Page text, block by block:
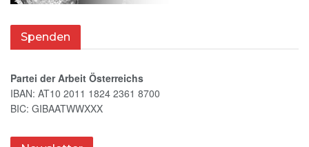
Spenden
Partei der Arbeit Österreichs
IBAN: AT10 2011 1824 2361 8700
BIC: GIBAATWWXXX